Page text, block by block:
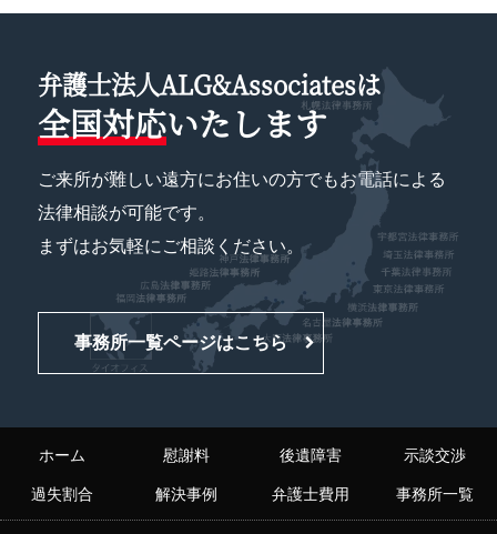
弁護士法人ALG&Associatesは
全国対応いたします
ご来所が難しい遠方にお住いの方でもお電話による
法律相談が可能です。
まずはお気軽にご相談ください。
事務所一覧ページはこちら
ホーム 慰謝料 後遺障害 示談交渉
過失割合 解決事例 弁護士費用 事務所一覧